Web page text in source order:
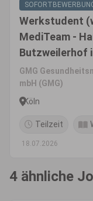
Werkstudent
MediTeam -
Butzweilerhof
Ossendorf
GMG
mbH (GMG)
Köln
Teilzeit
18.07.2026
4 ähnliche